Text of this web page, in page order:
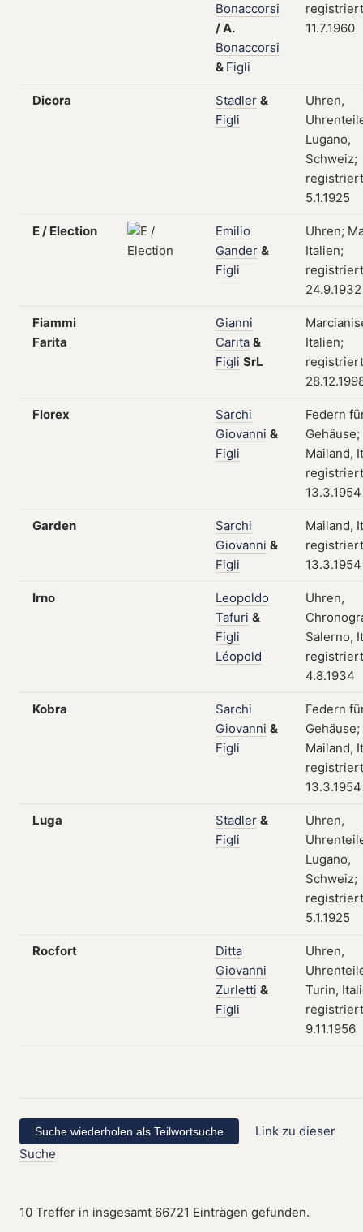
Bonaccorsi
/A.
Bonaccorsi
& Figli
11.7.1960
Dicora Stadler &
Figli
Uhren,
Lugano,
Schweiz;
5.1.1925
E / Election
Emilio
Gander &
Figli
Uhren;
Italien;
24.9.1932
Fiammi
Farita
Gianni
Carita &
Figli SrL
Italien;
Florex
Sarchi
Giovanni &
Figli
Federn
Gehäuse;
Mailand,
13.3.1954
Garden
Sarchi
Giovanni &
Figli
Mailand,
13.3.1954
Irno
Leopoldo
Tafuri &
Figli
Léopold
Uhren,
Salerno,
4.8.1934
Kobra
Sarchi
Giovanni &
Figli
Federn
Gehäuse;
Mailand,
13.3.1954
Luga Stadler &
Figli
Uhren,
Lugano,
Schweiz;
5.1.1925
Rocfort
Ditta
Giovanni
Zurletti &
Figli
Uhren,
Turin,
9.11.1956
Link zu dieser
Suche
10 Treffer in insgesamt 66721 Einträgen gefunden.